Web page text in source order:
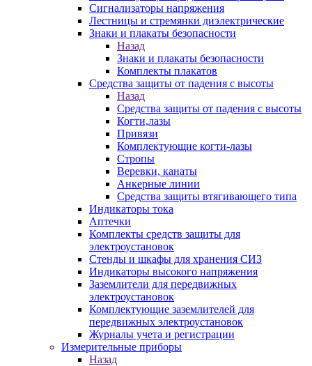
Сигнализаторы напряжения
Лестницы и стремянки диэлектрические
Знаки и плакаты безопасности
Назад
Знаки и плакаты безопасности
Комплекты плакатов
Средства защиты от падения с высоты
Назад
Средства защиты от падения с высоты
Когти,лазы
Привязи
Комплектующие когти-лазы
Стропы
Веревки, канаты
Анкерные линии
Средства защиты втягивающего типа
Индикаторы тока
Аптечки
Комплекты средств защиты для
электроустановок
Стенды и шкафы для хранения СИЗ
Индикаторы высокого напряжения
Заземлители для передвижных
электроустановок
Комплектующие заземлителей для
передвижных электроустановок
Журналы учета и регистрации
Измерительные приборы
Назад